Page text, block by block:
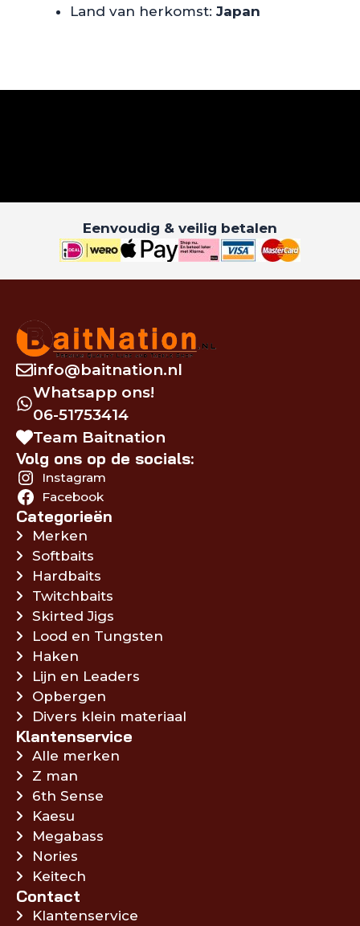
Land van herkomst: Japan
Eenvoudig & veilig betalen
info@baitnation.nl
Whatsapp ons!
06-51753414
Team Baitnation
Volg ons op de socials:
Instagram
Facebook
Categorieën
Merken
Softbaits
Hardbaits
Twitchbaits
Skirted Jigs
Lood en Tungsten
Haken
Lijn en Leaders
Opbergen
Divers klein materiaal
Klantenservice
Alle merken
Z man
6th Sense
Kaesu
Megabass
Nories
Keitech
Contact
Klantenservice